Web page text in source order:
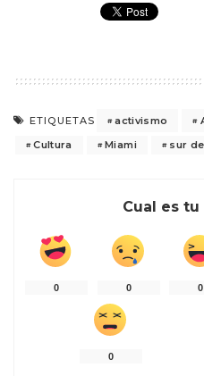
ETIQUETAS activismo
Cultura
Miami sur
Cual es
0 0 0
0